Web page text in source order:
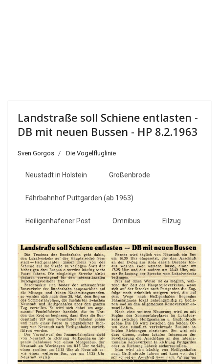
Landstraße soll Schiene entlasten -
DB mit neuen Bussen - HP 8.2.1963
Sven Gorgos Die Vogelfluglinie
Neustadt in Holstein Großenbrode
Fährbahnhof Puttgarden (ab 1963)
Heiligenhafener Post Omnibus Eilzug